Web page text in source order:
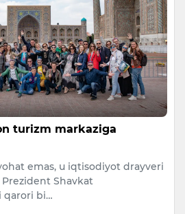
turizm markaziga
emas, u iqtisodiyot drayveri
Shavkat
qarori bi…